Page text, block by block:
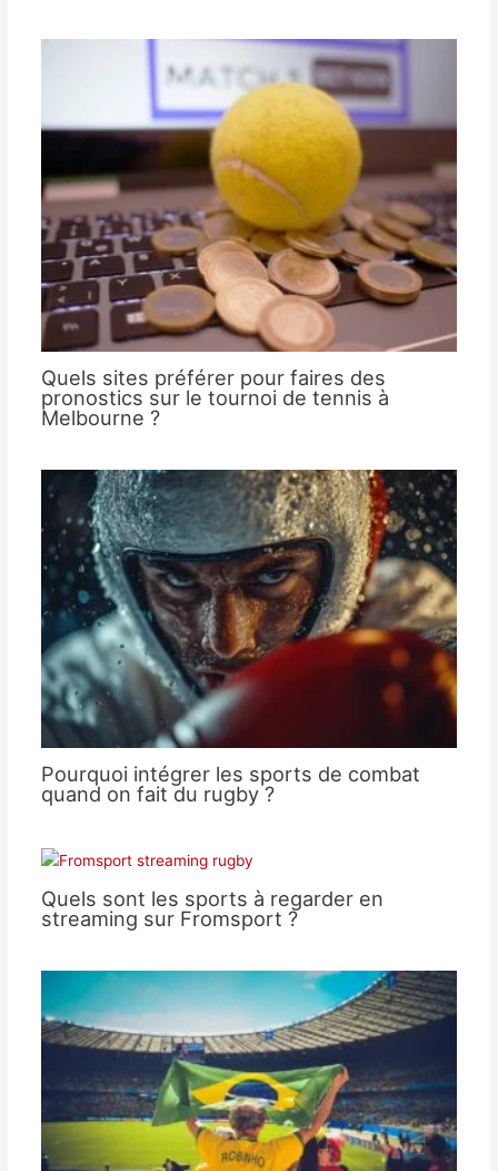
Quels sites préférer pour faires des
pronostics sur le tournoi de tennis à
Melbourne ?
Pourquoi intégrer les sports de combat
quand on fait du rugby ?
Quels sont les sports à regarder en
streaming sur Fromsport ?